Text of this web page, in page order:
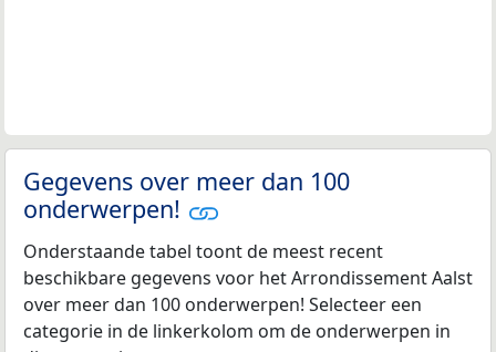
Gegevens over meer dan 100
onderwerpen!
Onderstaande tabel toont de meest recent
beschikbare gegevens voor het Arrondissement Aalst
over meer dan 100 onderwerpen! Selecteer een
categorie in de linkerkolom om de onderwerpen in